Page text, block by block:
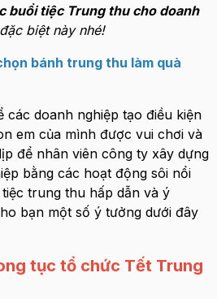
buổi tiệc Trung thu cho doanh
biệt này nhé!
bánh trung thu làm quà
các doanh nghiệp tạo điều kiện
em của mình được vui chơi và
để nhân viên công ty xây dựng
bằng các hoạt động sôi nổi
trung thu hấp dẫn và ý
bạn một số ý tưởng dưới đây
tục tổ chức Tết Trung